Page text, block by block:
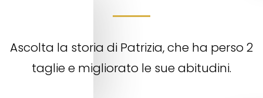
Ascolta la storia di Patrizia, che ha perso 2
taglie e migliorato le sue abitudini.